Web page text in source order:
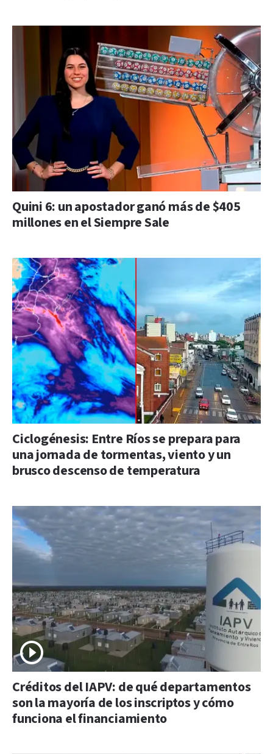
Quini 6: un apostador ganó más de $405
millones en el Siempre Sale
Ciclogénesis: Entre Ríos se prepara para
una jornada de tormentas, viento y un
brusco descenso de temperatura
Créditos del IAPV: de qué departamentos
son la mayoría de los inscriptos y cómo
funciona el financiamiento